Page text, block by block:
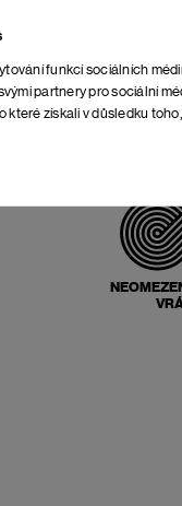
funkcí sociálních
partnery pro sociální
které získali v důsledku